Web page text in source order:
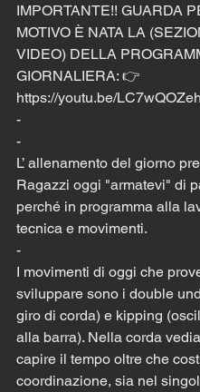
IMPORTANTE!! GUARDA
MOTIVO È NATA LA
VIDEO) DELLA
GIORNALIERA: 👉
https://youtu.be/
-
-
L’ allenamento del giorno
Ragazzi oggi "armatevi" di
perché in programma alla
tecnica e movimenti.
-
I movimenti di oggi che
sviluppare sono i double
giro di corda) e kipping
alla barra). Nella corda
capire il tempo oltre che
coordinazione, sia nel